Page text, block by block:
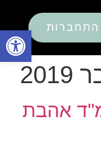
פתח התחברות
אהבת